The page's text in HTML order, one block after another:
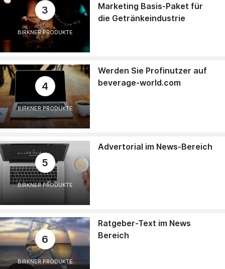
3
BIRKNER PRODUKTE
Marketing Basis-Paket für
die Getränkeindustrie
4
BIRKNER PRODUKTE
Werden Sie Profinutzer auf
beverage-world.com
5
BIRKNER PRODUKTE
Advertorial im News-Bereich
6
BIRKNER PRODUKTE
Ratgeber-Text im News
Bereich